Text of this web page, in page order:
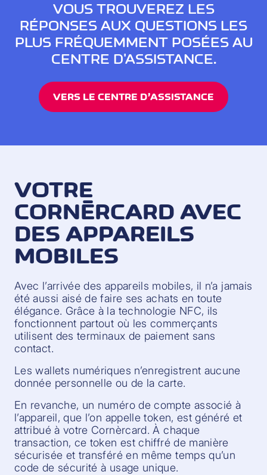
VOUS TROUVEREZ LES
RÉPONSES AUX QUESTIONS LES
PLUS FRÉQUEMMENT POSÉES AU
CENTRE D'ASSISTANCE.
VERS LE CENTRE D’ASSISTANCE
VOTRE
CORNÈRCARD AVEC
DES APPAREILS
MOBILES
Avec l’arrivée des appareils mobiles, il n’a jamais
été aussi aisé de faire ses achats en toute
élégance. Grâce à la technologie NFC, ils
fonctionnent partout où les commerçants
utilisent des terminaux de paiement sans
contact.
Les wallets numériques n’enregistrent aucune
donnée personnelle ou de la carte.
En revanche, un numéro de compte associé à
l’appareil, que l’on appelle token, est généré et
attribué à votre Cornèrcard. À chaque
transaction, ce token est chiffré de manière
sécurisée et transféré en même temps qu’un
code de sécurité à usage unique.